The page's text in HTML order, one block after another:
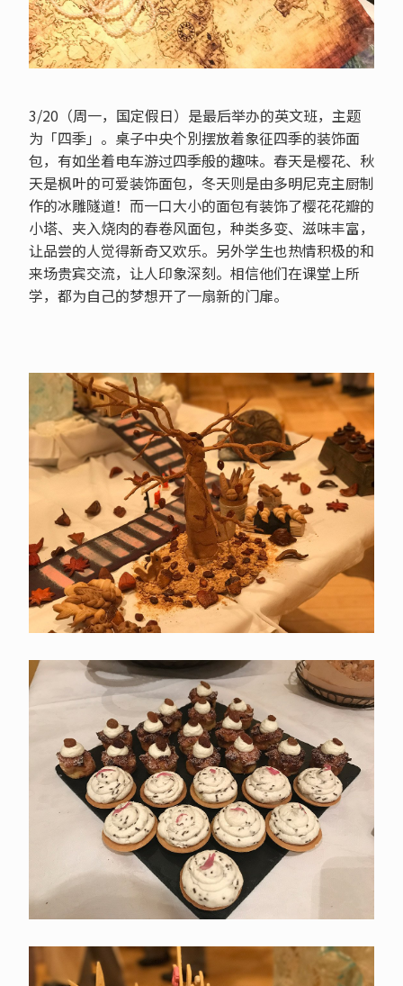
3/20（周一，国定假日）是最后举办的英文班，主题
为「四季」。桌子中央个別摆放着象征四季的装饰面
包，有如坐着电车游过四季般的趣味。春天是樱花、秋
天是枫叶的可爱装饰面包，冬天则是由多明尼克主厨制
作的冰雕隧道！而一口大小的面包有装饰了樱花花瓣的
小塔、夹入烧肉的春卷风面包，种类多变、滋味丰富，
让品尝的人觉得新奇又欢乐。另外学生也热情积极的和
来场贵宾交流，让人印象深刻。相信他们在课堂上所
学，都为自己的梦想开了一扇新的门扉。